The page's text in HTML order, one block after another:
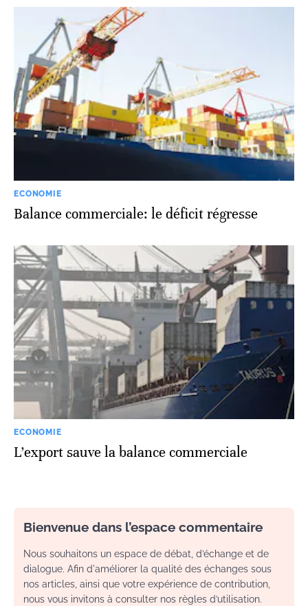
ECONOMIE
Balance commerciale: le déficit régresse
ECONOMIE
L’export sauve la balance commerciale
Bienvenue dans l’espace commentaire
Nous souhaitons un espace de débat, d’échange et de
dialogue. Afin d'améliorer la qualité des échanges sous
nos articles, ainsi que votre expérience de contribution,
nous vous invitons à consulter nos règles d’utilisation.